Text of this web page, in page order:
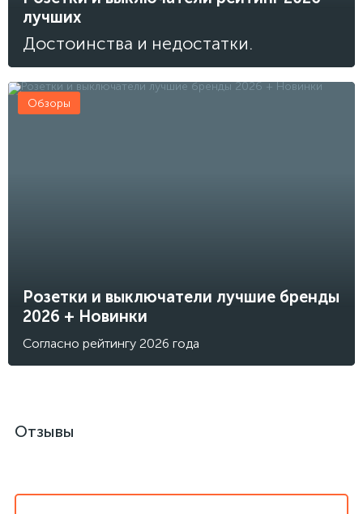
лучших
Достоинства и недостатки.
Розетки и выключатели лучшие бренды
2026 + Новинки
Согласно рейтингу 2026 года
Обзоры
Отзывы